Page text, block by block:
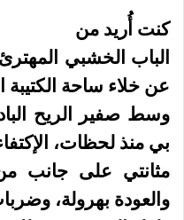
كنت أُريد من
الباب الخشبي
عن خلاء ساحة الكتيبة
وسط صفير الريح
بي منذ لحظات،
مثانتي على جانب
والعودة بهرولة،